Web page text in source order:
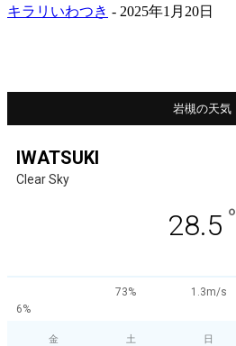
キラリいわつき - 2025年1月20日
岩槻の天気
IWATSUKI
Clear Sky
28.5 °
73%
1.3m/s
6%
金 土 日